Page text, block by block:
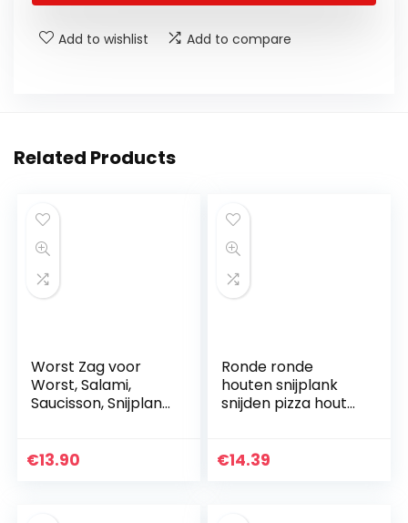
Add to wishlist Add to compare
Related Products
Worst Zag voor
Worst, Salami,
Saucisson, Snijplank
€13.90
Ronde ronde
houten snijplank
snijden pizza hout
€14.39